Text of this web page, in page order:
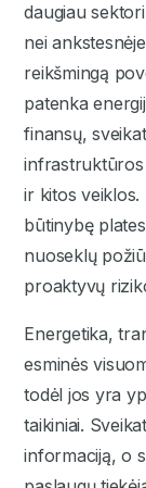
daugiau
nei
reikšmingą
patenka
finansų,
infrastruktūros
ir kitos veiklos.
būtinybę
nuoseklų
proaktyvų
Energetika,
esminės
todėl jos yra
taikiniai.
informaciją, o